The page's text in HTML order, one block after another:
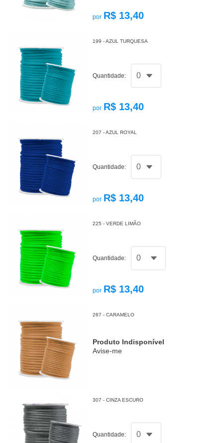
por R$ 13,40
199 - AZUL TURQUESA
Quantidade:
por R$ 13,40
207 - AZUL ROYAL
Quantidade:
por R$ 13,40
225 - VERDE LIMÃO
Quantidade:
por R$ 13,40
267 - CARAMELO
Produto Indisponível
Avise-me
307 - CINZA ESCURO
Quantidade: